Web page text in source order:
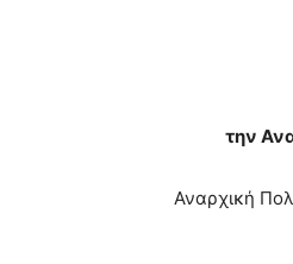
την
Αναρχική